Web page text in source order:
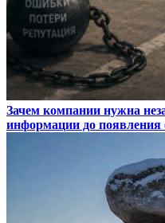
Зачем компании нужна
информации до появления